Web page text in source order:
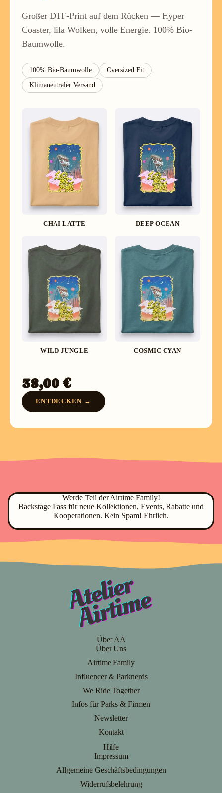
Großer DTF-Print auf dem Rücken — Hyper
Coaster, lila Wolken, volle Energie. 100% Bio-
Baumwolle.
100% Bio-Baumwolle
Oversized Fit
Klimaneutraler Versand
CHAI LATTE DEEP OCEAN
WILD JUNGLE COSMIC CYAN
38,00 €
ENTDECKEN →
Werde Teil der Airtime Family!
Backstage Pass für neue Kollektionen, Events, Rabatte und
Kooperationen. Kein Spam! Ehrlich.
Über AA
Über Uns
Airtime Family
Influencer & Parknerds
We Ride Together
Infos für Parks & Firmen
Newsletter
Kontakt
Hilfe
Impressum
Allgemeine Geschäftsbedingungen
Widerrufsbelehrung